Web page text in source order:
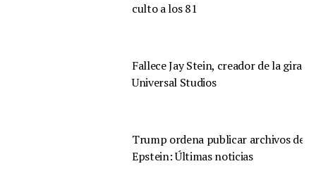
culto a los 81
Fallece Jay Stein, creador de la gira de
Universal Studios
Trump ordena publicar archivos de
Epstein: Últimas noticias